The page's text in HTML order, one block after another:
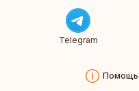
Telegram
Помощь